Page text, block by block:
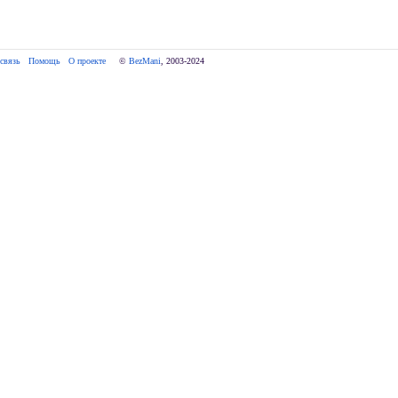
Помощь О проекте
     ©
BezMani , 2003-2024